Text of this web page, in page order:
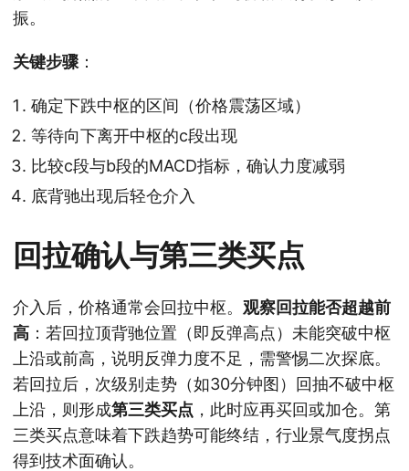
振。
关键步骤 ：
确定下跌中枢的区间（价格震荡区域）
等待向下离开中枢的c段出现
比较c段与b段的MACD指标，确认力度减弱
底背驰出现后轻仓介入
回拉确认与第三类买点
介入后，价格通常会回拉中枢。 观察回拉能否超越前
高 ：若回拉顶背驰位置（即反弹高点）未能突破中枢
上沿或前高，说明反弹力度不足，需警惕二次探底。
若回拉后，次级别走势（如30分钟图）回抽不破中枢
上沿，则形成第三类买点 ，此时应再买回或加仓。第
三类买点意味着下跌趋势可能终结，行业景气度拐点
得到技术面确认。